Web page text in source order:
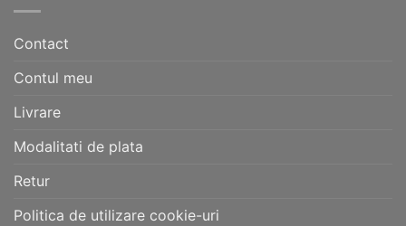
Contact
Contul meu
Livrare
Modalitati de plata
Retur
Politica de utilizare cookie-uri